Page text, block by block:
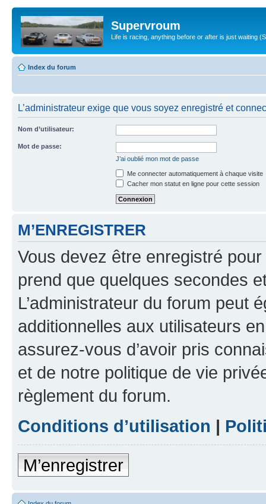
Supervroum
Life is racing, anything before or after is just waiting
Index du forum
L’administrateur exige que vous soyez enregistré et
Nom d’utilisateur:
Mot de passe:
J’ai oublié mon mot de passe
Me connecter automatiquement à chaque visite
Cacher mon statut en ligne pour cette session
M’ENREGISTRER
Vous devez être enregistré
prend que quelques secondes
L’administrateur du forum peut
additionnelles aux utilisateurs
assurez-vous d’avoir pris
et de notre politique de vie
règlement du forum.
Conditions d’utilisation |
M’enregistrer